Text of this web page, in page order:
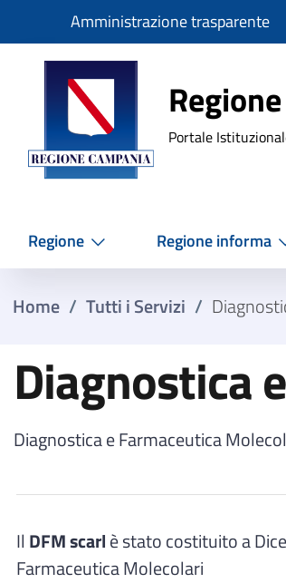
SlimAmministrazione trasparente
Portale
Regione Regione informa
Home / Tutti i Servizi /
Diagnostica
Diagnostica e Farmaceutica
Il DFM scarl è stato costituito a
Farmaceutica Molecolari